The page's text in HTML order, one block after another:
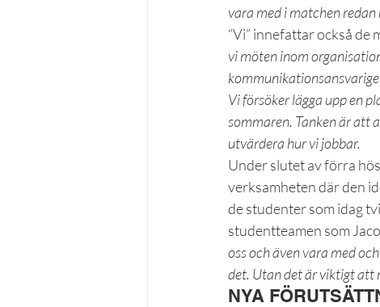
vara med i matchen redan
“Vi” innefattar också
vi möten inom
Vi försöker lägga upp en
sommaren. Tanken är att
utvärdera hur vi jobbar.
Under slutet av förra
verksamheten där den
de studenter som idag
studentteamen som
oss och även vara med
det. Utan det är viktigt att
NYA